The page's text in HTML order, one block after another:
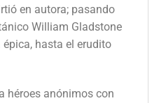
en autora; pasando
William Gladstone
hasta el erudito
héroes anónimos con